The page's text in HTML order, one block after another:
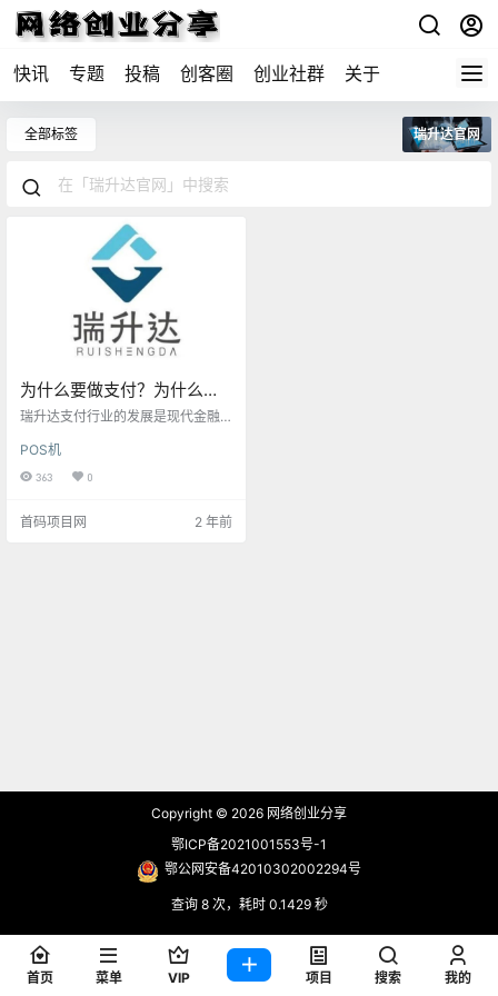
快讯 专题 投稿 创客圈 创业社群 关于
全部标签 瑞升达官网
为什么要做支付？为什么要
做瑞升达？我错过了十年！
瑞升达支付行业的发展是现代金融
背后的原因多种多样，涉及经济、
技术、市场需求等多个方面。以下
8成立 聚合吧2019.1.28成立 云汇算
POS机
363 0
首码项目网 2 年前
Copyright © 2026 网络创业分享
鄂ICP备2021001553号-1
鄂公网安备42010302002294号
查询 8 次，耗时 0.1429 秒
首页 菜单 VIP 项目 搜索 我的